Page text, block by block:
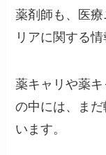
薬剤師も、医
リアに関する情
薬キャリや薬
の中には、ま
います。